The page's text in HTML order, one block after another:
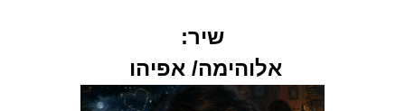
שיר:
אלוהימה/ אפיהו